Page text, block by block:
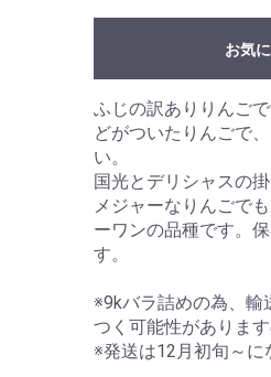
お気
ふじの訳ありりんご
どがついたりんごで
い。
国光とデリシャスの
メジャーなりんごで
ーワンの品種です。
す。
※9kバラ詰めの為、輸
つく可能性がありま
※発送は12月初旬～に